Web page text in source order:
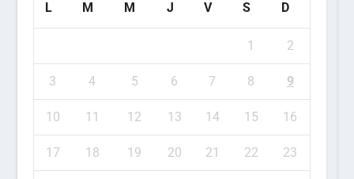
L M M J V S D
1 2
3 4 5 6 7 8 9
10 11 12 13 14 15 16
17 18 19 20 21 22 23